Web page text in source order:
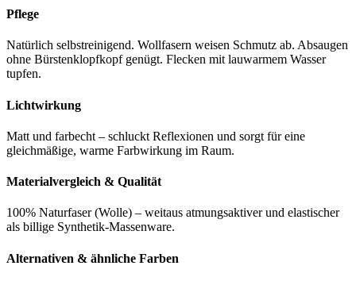
Pflege
Natürlich selbstreinigend. Wollfasern weisen Schmutz ab. Absaugen
ohne Bürstenklopfkopf genügt. Flecken mit lauwarmem Wasser
tupfen.
Lichtwirkung
Matt und farbecht – schluckt Reflexionen und sorgt für eine
gleichmäßige, warme Farbwirkung im Raum.
Materialvergleich & Qualität
100% Naturfaser (Wolle) – weitaus atmungsaktiver und elastischer
als billige Synthetik-Massenware.
Alternativen & ähnliche Farben